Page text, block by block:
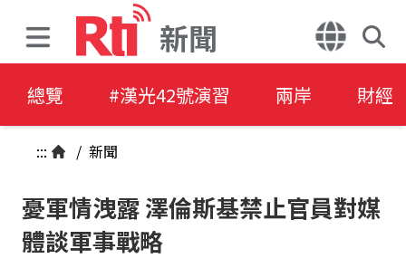
新聞
總覽 #漢光42號演習 兩岸 財經
::: / 新聞
憂軍情洩露 澤倫斯基禁止官員對媒
體談軍事戰略